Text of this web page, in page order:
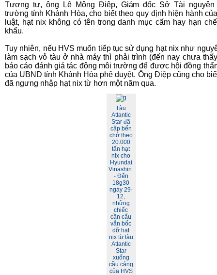
Tương tự, ông Lê Mộng Điệp, Giám đốc Sở Tài
trường tỉnh Khánh Hòa, cho biết theo quy định hiện hành
luật, hạt nix không có tên trong danh mục cấm hay hạn
khẩu.
Tuy nhiên, nếu HVS muốn tiếp tục sử dụng hạt nix như
làm sạch vỏ tàu ở nhà máy thì phải trình (đến nay chưa
báo cáo đánh giá tác động môi trường để được hội đồng
của UBND tỉnh Khánh Hòa phê duyệt. Ông Điệp cũng cho
đã ngưng nhập hạt nix từ hơn một năm qua.
Tàu
Atlantic
Star đã
cập bến
chở theo
20.000
tấn hạt
nix cho
Hyundai
Vinashin
- Đến
18g30
ngày 29-
12,
những
chiếc
cần cẩu
vẫn bốc
dỡ hạt
nix từ tàu
Atlantic
Star
xuống
cầu cảng
của HVS